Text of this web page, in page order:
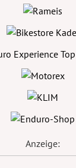
Anzeige: